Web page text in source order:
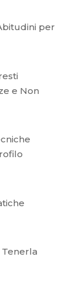
per
e Non
Tenerla